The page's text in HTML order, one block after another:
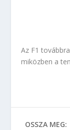
Az F1
miközben a
OSSZA MEG: